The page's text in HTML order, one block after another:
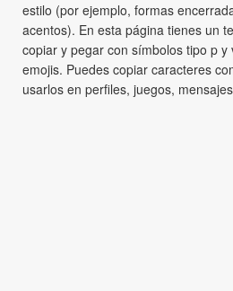
estilo (por ejemplo, formas
acentos). En esta página tienes un
copiar y pegar con símbolos tipo p y
emojis. Puedes copiar caracteres
usarlos en perfiles, juegos,